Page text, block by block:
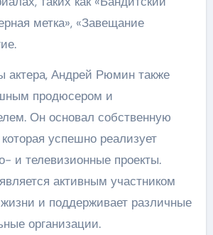
метка», «Завещание
актера, Андрей Рюмин также
продюсером и
Он основал собственную
успешно реализует
и телевизионные проекты.
активным участником
и поддерживает различные
организации.